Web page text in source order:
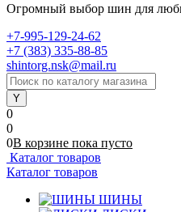
Огромный выбор шин для
+7-995-129-24-62
+7 (383) 335-88-85
shintorg.nsk@mail.ru
0
0
0В корзине пока пусто
Каталог товаров
Каталог товаров
ШИНЫ